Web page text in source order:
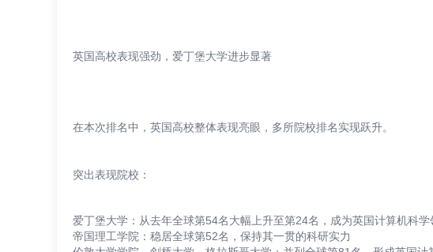
英国高校表现强劲，爱丁堡大学进步显著
在本次排名中，英国高校整体表现亮眼，多所院校排名实现跃升。
突出表现院校：
爱丁堡大学：从去年全球第54名大幅上升至第24名，成为英国计算机科
帝国理工学院：稳居全球第52名，保持其一贯的科研实力